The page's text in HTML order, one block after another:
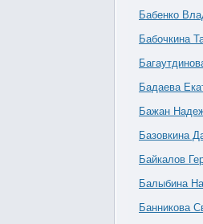
Бабенко
Бабочкина
Бадаева
Бажан
Базовкина
Байкалов
Балыбина
Банникова